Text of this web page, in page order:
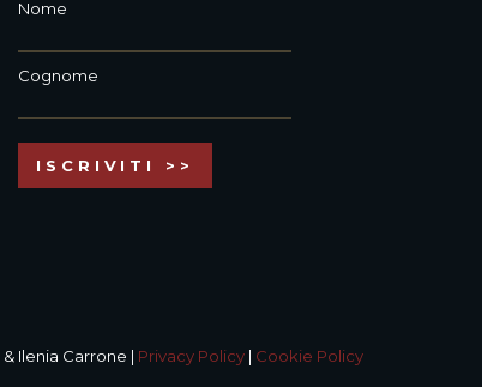
Nome
Cognome
& Ilenia Carrone | Privacy Policy| Cookie Policy